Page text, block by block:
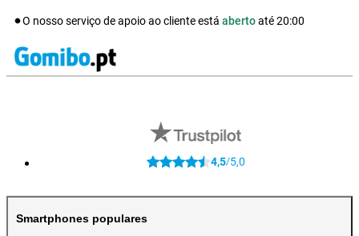
O nosso serviço de apoio ao cliente está abertoaté20:00
4,5/5,0
Smartphones populares